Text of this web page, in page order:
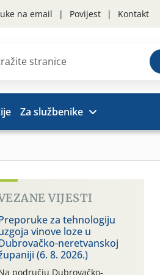
na email Povijest Kontakt
Za službenike
VIJESTI
za tehnologiju
vinove loze u
neretvanskoj
(6. 8. 2026.)
području Dubrovačko-